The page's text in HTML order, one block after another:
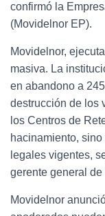
confirmó la
(Movidelnor EP).
Movidelnor,
masiva. La
en abandono a 245
destrucción de los
los Centros de
hacinamiento,
legales vigentes,
gerente general
Movidelnor